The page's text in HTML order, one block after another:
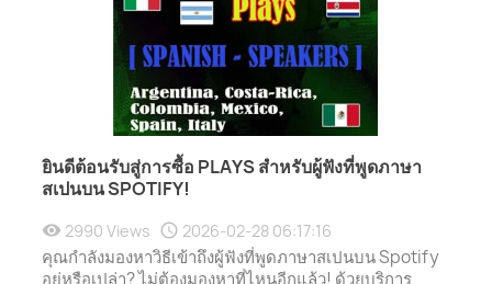
ยินดีต้อนรับสู่การซื้อ PLAYS สำหรับผู้ฟังที่พูดภาษา
สเปนบน SPOTIFY!
2990 Views 2026-02-28 06:17:16
คุณกำลังมองหาวิธีเข้าถึงผู้ฟังที่พูดภาษาสเปนบน Spotify
อยู่หรือเปล่า? ไม่ต้องมองหาที่ไหนอีกแล้ว! ด้วยบริการ